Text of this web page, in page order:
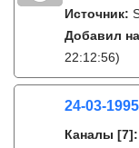
Источник:
Добавил
22:12:56)
24-03-
Каналы [7]: